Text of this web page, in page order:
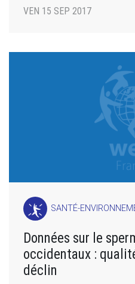
VEN 15 SEP 2017
SANTÉ-
Données sur le
occidentaux :
déclin